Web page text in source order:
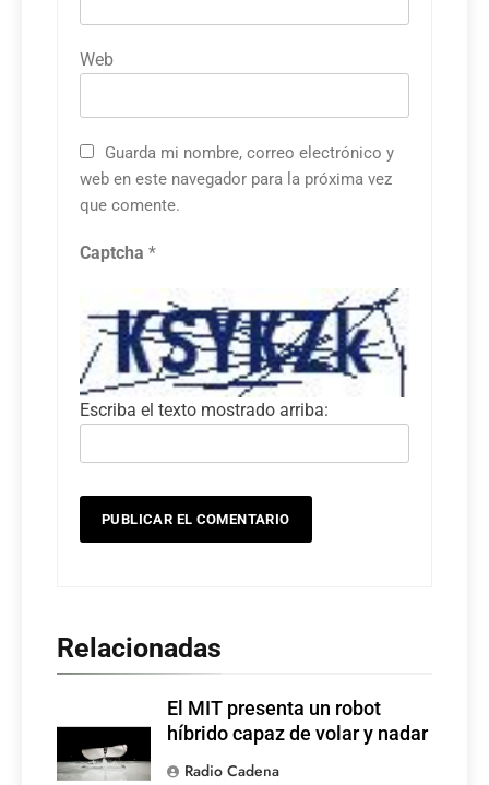
Web
Guarda mi nombre, correo electrónico y
web en este navegador para la próxima vez
que comente.
Captcha *
Escriba el texto mostrado arriba:
Relacionadas
El MIT presenta un robot
híbrido capaz de volar y nadar
Radio Cadena